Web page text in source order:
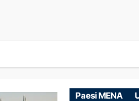
Paesi MENA